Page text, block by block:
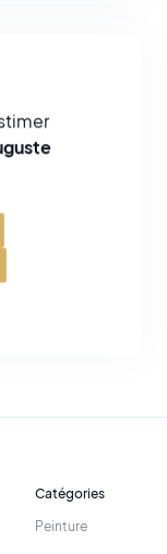
de l'immédiateté et
Catégories
Peinture